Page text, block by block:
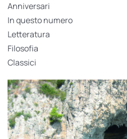
Anniversari
In questo numero
Letteratura
Filosofia
Classici